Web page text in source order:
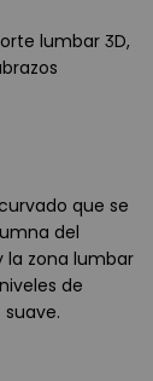
lumbar 3D,
que se
del
la zona lumbar
de